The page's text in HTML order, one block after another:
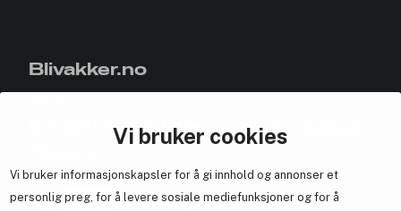
Vi bruker cookies
Vi bruker informasjonskapsler for å gi innhold og annonser et
personlig preg, for å levere sosiale mediefunksjoner og for å
Blivakker.no
Bli medlem helt gratis - få poeng og eksklusive rabattkoder.
Samarbeid med oss